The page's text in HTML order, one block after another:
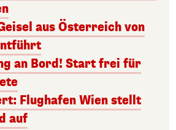
aus Österreich von
an Bord! Start frei für
Flughafen Wien stellt
auf